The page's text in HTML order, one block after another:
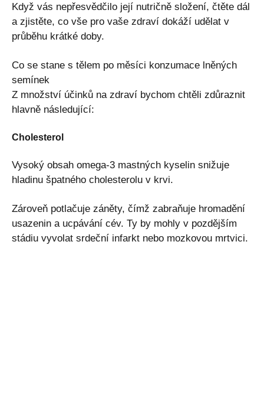
Když vás nepřesvědčilo její nutričně složení, čtěte dál
a zjistěte, co vše pro vaše zdraví dokáží udělat v
průběhu krátké doby.
Co se stane s tělem po měsíci konzumace lněných
semínek
Z množství účinků na zdraví bychom chtěli zdůraznit
hlavně následující:
Cholesterol
Vysoký obsah omega-3 mastných kyselin snižuje
hladinu špatného cholesterolu v krvi.
Zároveň potlačuje záněty, čímž zabraňuje hromadění
usazenin a ucpávání cév. Ty by mohly v pozdějším
stádiu vyvolat srdeční infarkt nebo mozkovou mrtvici.